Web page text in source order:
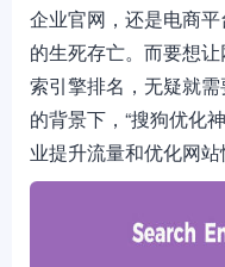
企业官网，还是电商
的生死存亡。而要想
索引擎排名，无疑就
的背景下，“搜狗优化
业提升流量和优化网站